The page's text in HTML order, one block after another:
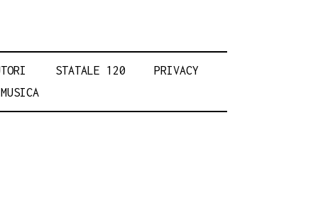
STATALE 120
PRIVACY
MUSICA